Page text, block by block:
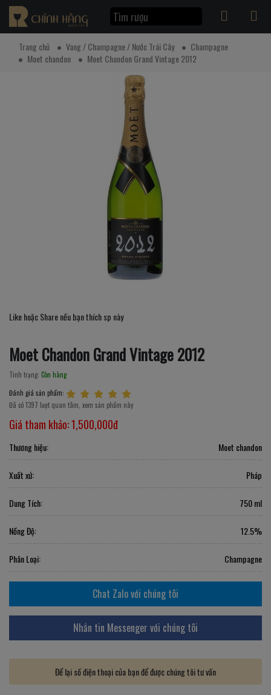
Trang chủ Vang / Champagne / Nước Trái Cây
Champagne
Moet chandon
Moet Chandon Grand Vintage 2012
Like hoặc Share nếu bạn thích sp này
Moet Chandon Grand Vintage 2012
Tình trạng: Còn hàng
Đánh giá sản phẩm:
Đã có 1397 lượt quan tâm, xem sản phẩm này
Giá tham khảo:1,500,000đ
Thương hiệu: Moet chandon
Xuất xứ: Pháp
Dung Tích: 750 ml
Nồng Độ: 12.5%
Phân Loại: Champagne
Chat Zalo với chúng tôi
Nhắn tin Messenger với chúng tôi
Để lại số điện thoại của bạn để được chúng tôi tư vấn